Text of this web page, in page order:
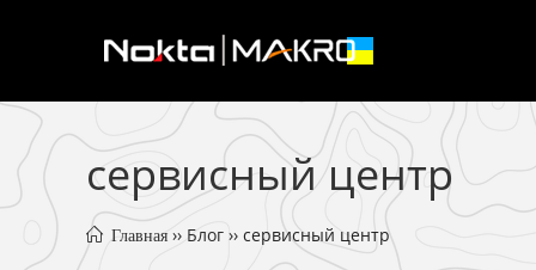
сервисный центр
Главная ›› Блог ›› сервисный центр